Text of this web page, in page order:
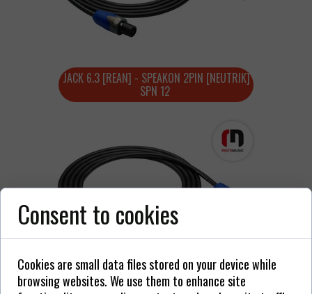
SPEAKON 2 PIN - SPEAKON 2PIN
JACK 6.3 [REAN] - SPEAKON 2PIN [NEUTRIK]
SPN 12
Consent to cookies
Cookies are small data files stored on your device while
browsing websites. We use them to enhance site